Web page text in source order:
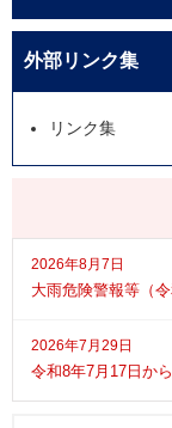
2026年8月7日
大雨危険警報等（
2026年7月29日
令和8年7月17日か
外部リンク集
リンク集